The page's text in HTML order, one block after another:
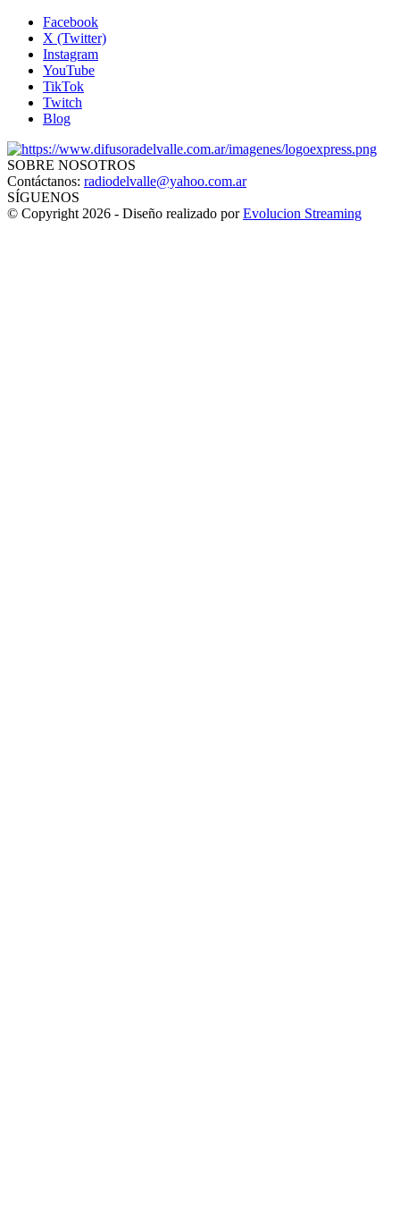
Facebook
X (Twitter)
Instagram
YouTube
TikTok
Twitch
Blog
SOBRE NOSOTROS
Contáctanos: radiodelvalle@yahoo.com.ar
SÍGUENOS
© Copyright 2026 - Diseño realizado porEvolucion Streaming